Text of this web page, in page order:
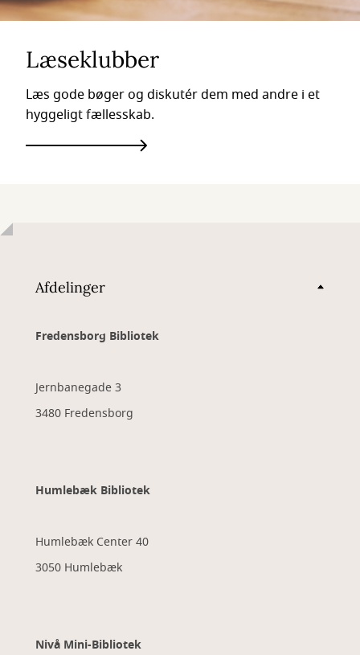
Læseklubber
Læs gode bøger og diskutér dem med andre i et
hyggeligt fællesskab.
Afdelinger
Fredensborg Bibliotek
Jernbanegade 3
3480 Fredensborg
Humlebæk Bibliotek
Humlebæk Center 40
3050 Humlebæk
Nivå Mini-Bibliotek